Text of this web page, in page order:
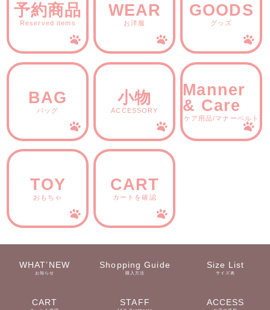
予約商品
Reserved items
WEAR
お洋服
GOODS
グッズ
BAG
バッグ
小物
ACCESSORY
Manner
& Care
ケア用品/マナーベルト
TOY
おもちゃ
CART
カートを確認
WHAT’NEW
お知らせ
Shopping Guide
購入方法
Size List
サイズ表
CART STAFF ACCESS